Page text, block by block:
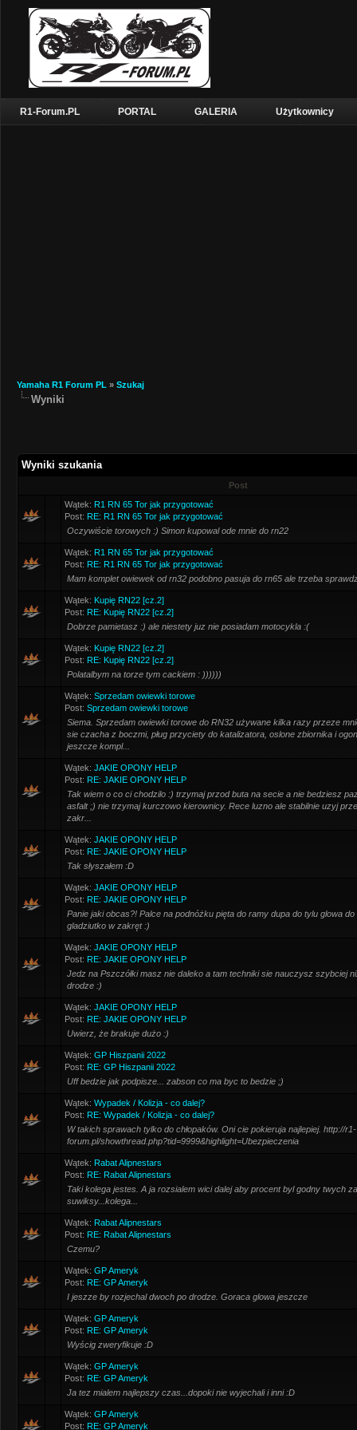
R1-Forum.PL PORTAL GALERIA Użytkownicy
Yamaha R1 Forum PL » Szukaj
Wyniki
Wyniki szukania
Post
Wątek: R1 RN 65 Tor jak przygotować
Post: RE: R1 RN 65 Tor jak przygotować
Oczywiście torowych :) Simon kupowal ode mnie do rn22
Wątek: R1 RN 65 Tor jak przygotować
Post: RE: R1 RN 65 Tor jak przygotować
Mam komplet owiewek od rn32 podobno pasuja do rn65 ale trzeba
Wątek: Kupię RN22 [cz.2]
Post: RE: Kupię RN22 [cz.2]
Dobrze pamietasz :) ale niestety juz nie posiadam motocykla :(
Wątek: Kupię RN22 [cz.2]
Post: RE: Kupię RN22 [cz.2]
Polatalbym na torze tym cackiem : ))))))
Wątek: Sprzedam owiewki torowe
Post: Sprzedam owiewki torowe
Siema. Sprzedam owiewki torowe do RN32 używane kilka razy przeze
sie czacha z boczmi, pług przyciety do katalizatora, oslone zbiornika i
jeszcze kompl...
Wątek: JAKIE OPONY HELP
Post: RE: JAKIE OPONY HELP
Tak wiem o co ci chodzilo :) trzymaj przod buta na secie a nie bedziesz
asfalt ;) nie trzymaj kurczowo kierownicy. Rece luzno ale stabilnie uzyj
zakr...
Wątek: JAKIE OPONY HELP
Post: RE: JAKIE OPONY HELP
Tak słyszałem :D
Wątek: JAKIE OPONY HELP
Post: RE: JAKIE OPONY HELP
Panie jaki obcas?! Palce na podnóżku pięta do ramy dupa do tylu glowa
gladziutko w zakręt :)
Wątek: JAKIE OPONY HELP
Post: RE: JAKIE OPONY HELP
Jedz na Pszczółki masz nie daleko a tam techniki sie nauczysz szybciej
drodze :)
Wątek: JAKIE OPONY HELP
Post: RE: JAKIE OPONY HELP
Uwierz, że brakuje dużo :)
Wątek: GP Hiszpanii 2022
Post: RE: GP Hiszpanii 2022
Uff bedzie jak podpisze... zabson co ma byc to bedzie ;)
Wątek: Wypadek / Kolizja - co dalej?
Post: RE: Wypadek / Kolizja - co dalej?
W takich sprawach tylko do chłopaków. Oni cie pokieruja najlepiej. http://r1-
forum.pl/showthread.php?tid=9999&highlight=Ubezpieczenia
Wątek: Rabat Alipnestars
Post: RE: Rabat Alipnestars
Taki kolega jestes. A ja rozsialem wici dalej aby procent byl godny twych
suwiksy...kolega...
Wątek: Rabat Alipnestars
Post: RE: Rabat Alipnestars
Czemu?
Wątek: GP Ameryk
Post: RE: GP Ameryk
I jeszze by rozjechal dwoch po drodze. Goraca glowa jeszcze
Wątek: GP Ameryk
Post: RE: GP Ameryk
Wyścig zweryfikuje :D
Wątek: GP Ameryk
Post: RE: GP Ameryk
Ja tez mialem najlepszy czas...dopoki nie wyjechali i inni :D
Wątek: GP Ameryk
Post: RE: GP Ameryk